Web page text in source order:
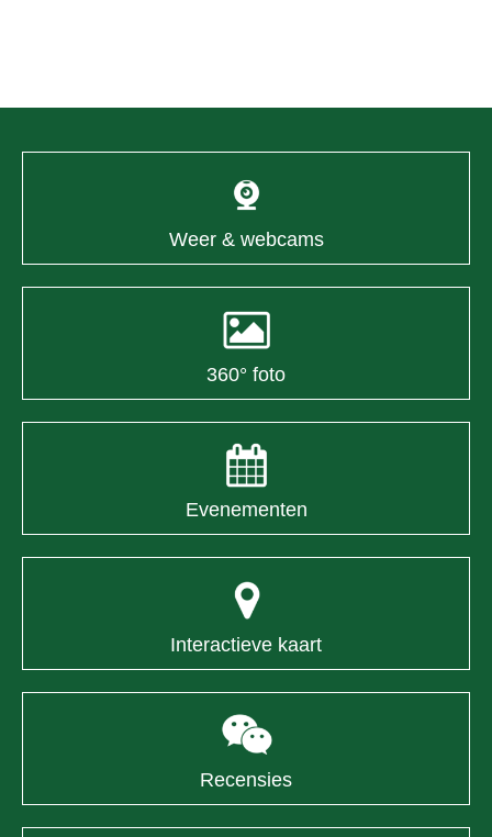
Weer & webcams
360° foto
Evenementen
Interactieve kaart
Recensies